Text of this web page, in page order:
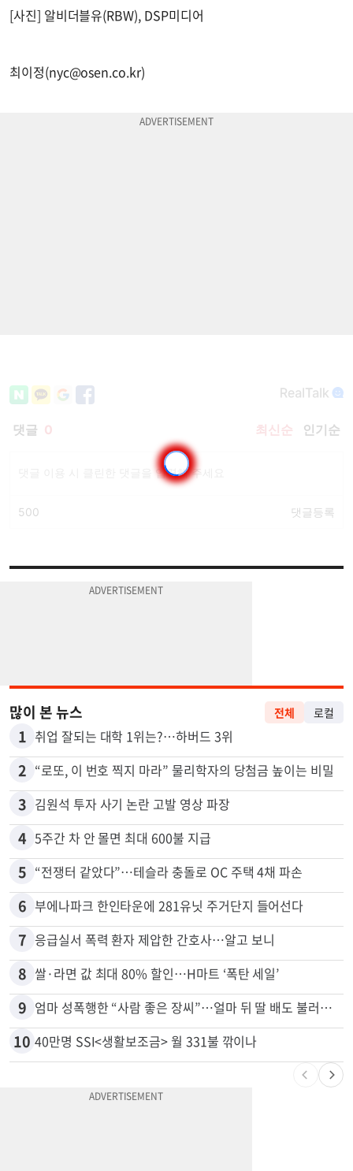
[사진] 알비더블유(RBW), DSP미디어
최이정(nyc@osen.co.kr)
1 취업 잘되는 대학 1위는?…하버드 3위
2 “로또, 이 번호 찍지 마라” 물리학자의 당첨금 높이는 비밀
3 김원석 투자 사기 논란 고발 영상 파장
4 5주간 차 안 몰면 최대 600불 지급
5 “전쟁터 같았다”…테슬라 충돌로 OC 주택 4채 파손
6 부에나파크 한인타운에 281유닛 주거단지 들어선다
7 응급실서 폭력 환자 제압한 간호사…알고 보니
8 쌀·라면 값 최대 80% 할인…H마트 ‘폭탄 세일’
9